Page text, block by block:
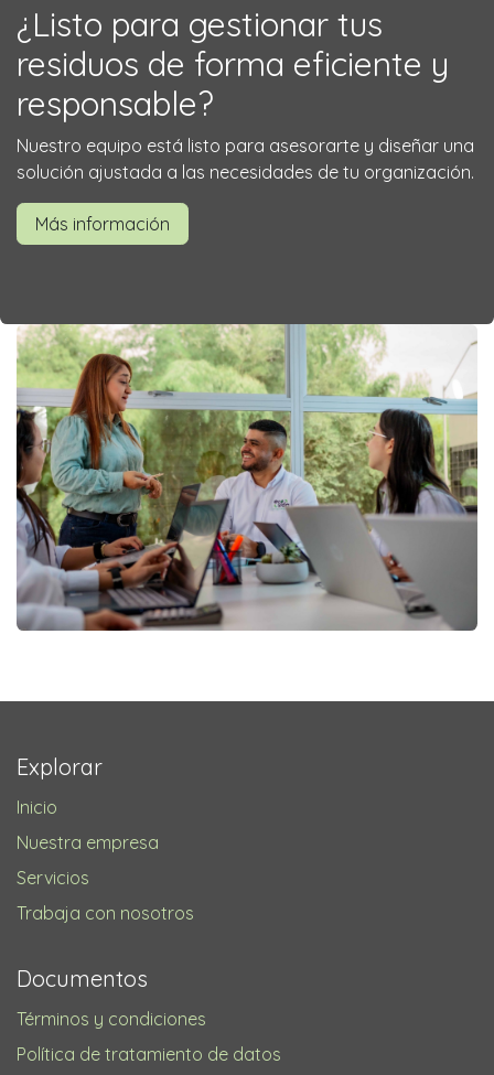
¿Listo para gestionar tus
residuos de forma eficiente y
responsable?
Nuestro equipo está listo para asesorarte y diseñar una
solución ajustada a las necesidades de tu organización.
Más información
Explorar
Inicio
Nuestra empresa
Servicios
Trabaja con nosotros
Documentos
Términos y condiciones
Política de tratamiento de datos